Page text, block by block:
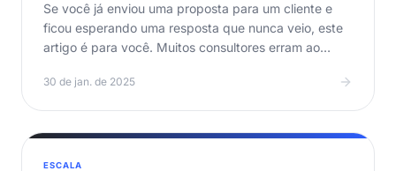
Se você já enviou uma proposta para um cliente e
ficou esperando uma resposta que nunca veio, este
artigo é para você. Muitos consultores erram ao
30 de jan. de 2025
ESCALA